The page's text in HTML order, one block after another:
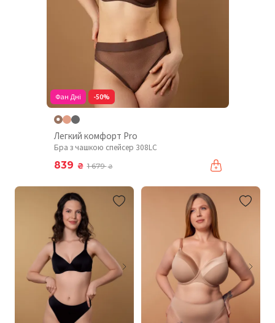
Фан Дні -50%
Легкий комфорт Pro
Бра з чашкою спейсер 308LC
839 ₴ 1 679₴